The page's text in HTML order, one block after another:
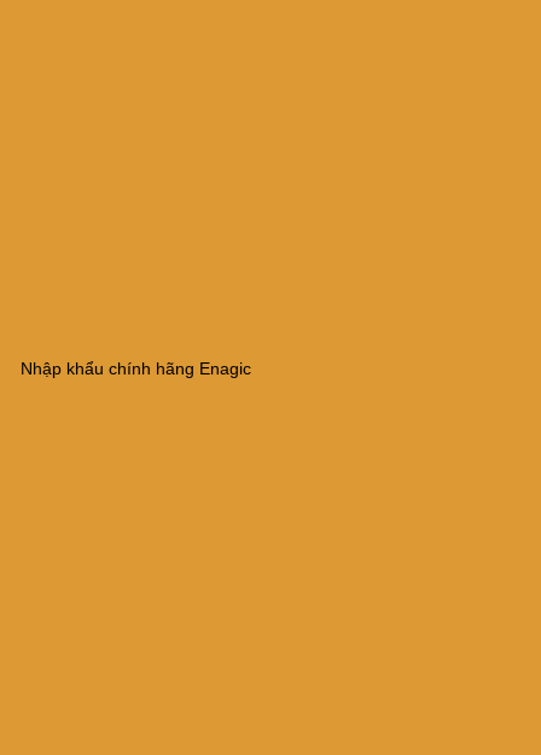
Nhập khẩu chính hãng Enagic